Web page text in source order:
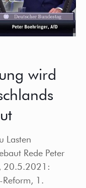
wird
Lasten
Rede Peter
20.5.2021:
Reform, 1.